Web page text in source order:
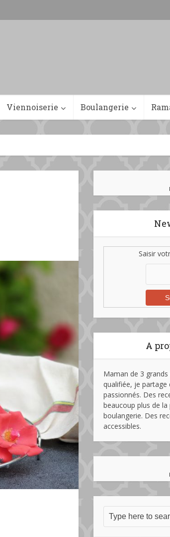
Viennoiserie Boulangerie
Saisir
A
Maman de 3
qualifiée, je partage
passionnés. Des
beaucoup plus de
boulangerie. Des
accessibles.